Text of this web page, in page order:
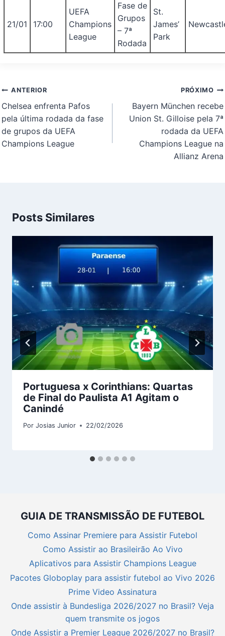
21/01 17:00
UEFA
Champions
League
Fase de
Grupos
– 7ª
Rodada
St.
James’
Park
Navegação
de
Post
ANTERIOR
Chelsea enfrenta Pafos
pela última rodada da fase
de grupos da UEFA
Champions League
PRÓXIMO
Bayern München recebe
Union St. Gilloise pela 7ª
rodada da UEFA
Champions League na
Allianz Arena
Posts Similares
Portuguesa x Corinthians: Quartas
de Final do Paulista A1 Agitam o
Canindé
Por Josias Junior 22/02/2026
GUIA DE TRANSMISSÃO DE FUTEBOL
Como Assinar Premiere para Assistir Futebol
Como Assistir ao Brasileirão Ao Vivo
Aplicativos para Assistir Champions League
Pacotes Globoplay para assistir futebol ao Vivo 2026
Prime Video Assinatura
Onde assistir à Bundesliga 2026/2027 no Brasil? Veja
quem transmite os jogos
Onde Assistir a Premier League 2026/2027 no Brasil?